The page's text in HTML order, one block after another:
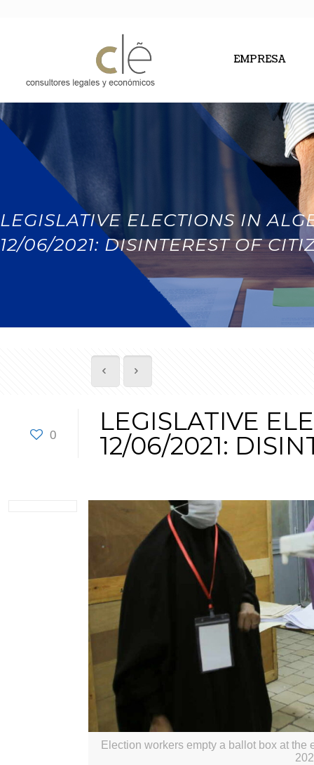
EMPRESA
LEGISLATIVE ELECTIONS IN
12/06/2021: DISINTEREST OF
0
LEGISLATIVE
12/06/2021:
Election workers empty a ballot box at